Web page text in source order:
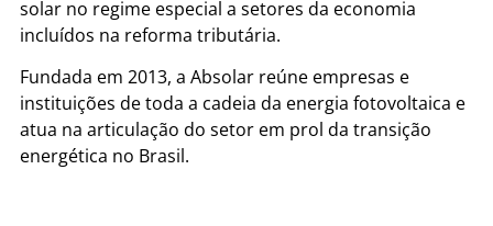
solar no regime especial a setores da economia
incluídos na reforma tributária.
Fundada em 2013, a Absolar reúne empresas e
instituições de toda a cadeia da energia fotovoltaica e
atua na articulação do setor em prol da transição
energética no Brasil.